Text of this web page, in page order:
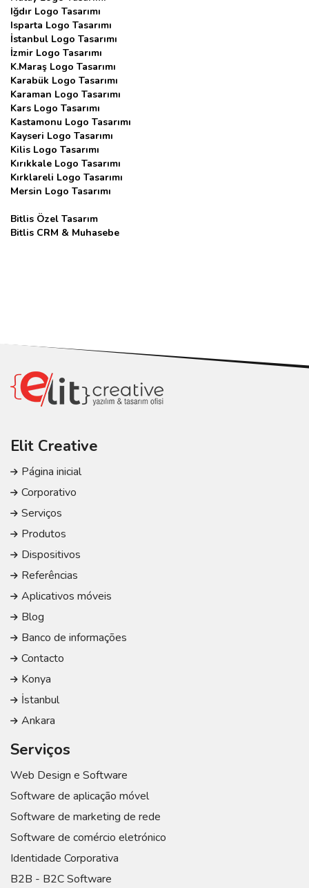
Iğdır Logo Tasarımı
Isparta Logo Tasarımı
İstanbul Logo Tasarımı
İzmir Logo Tasarımı
K.Maraş Logo Tasarımı
Karabük Logo Tasarımı
Karaman Logo Tasarımı
Kars Logo Tasarımı
Kastamonu Logo Tasarımı
Kayseri Logo Tasarımı
Kilis Logo Tasarımı
Kırıkkale Logo Tasarımı
Kırklareli Logo Tasarımı
Mersin Logo Tasarımı
Bitlis Özel Tasarım
Bitlis CRM & Muhasebe
Elit Creative
Página inicial
Corporativo
Serviços
Produtos
Dispositivos
Referências
Aplicativos móveis
Blog
Banco de informações
Contacto
Konya
İstanbul
Ankara
Serviços
Web Design e Software
Software de aplicação móvel
Software de marketing de rede
Software de comércio eletrónico
Identidade Corporativa
B2B - B2C Software